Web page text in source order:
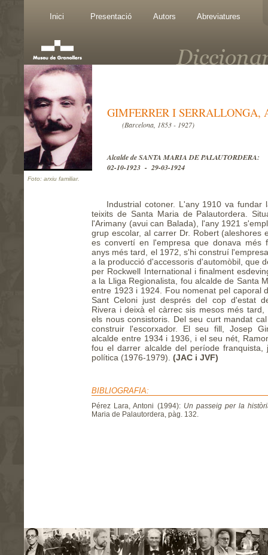
Inici Presentació Autors Abreviatures
GIMFERRER I SERRALLONGA,
(Barcelona, 1853 - 1927)
Alcalde de SANTA MARIA DE PALAUTORDERA:
02-10-1923 - 29-03-1924
Foto: arxiu familiar.
Industrial cotoner. L'any 1910 va fundar
teixits de Santa Maria de Palautordera.
l'Arimany (avui can Balada), l'any 1921
grup escolar, al carrer Dr. Robert (aleshores
es convertí en l'empresa que donava més
anys més tard, el 1972, s'hi construí
a la producció d'accessoris d'automòbil, que
per Rockwell International i finalment
a la Lliga Regionalista, fou alcalde de Santa
entre 1923 i 1924. Fou nomenat pel caporal
Sant Celoni just després del cop d'estat
Rivera i deixà el càrrec sis mesos més
els nous consistoris. Del seu curt mandat
construir l'escorxador. El seu fill, Josep
alcalde entre 1934 i 1936, i el seu nét,
fou el darrer alcalde del període franquista,
política (1976-1979). (JAC i JVF)
BIBLIOGRAFIA:
Pérez Lara, Antoni (1994): Un passeig per la
Maria de Palautordera, pàg. 132.